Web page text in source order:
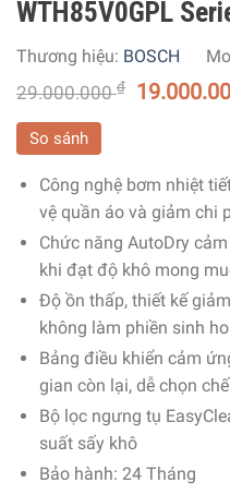
WTH85V0GPL
Thương hiệu: BOSCH
29.000.000₫
So sánh
Công nghệ bơm nhiệt
vệ quần áo và giảm chi
Chức năng AutoDry
khi đạt độ khô mong
Độ ồn thấp, thiết kế
không làm phiền sinh
Bảng điều khiển cảm
gian còn lại, dễ chọn
Bộ lọc ngưng tụ
suất sấy khô
Bảo hành: 24 Tháng